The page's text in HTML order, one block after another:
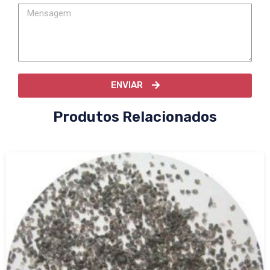
ENVIAR
Produtos Relacionados